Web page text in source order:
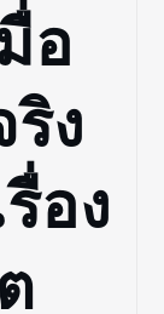
อ
ง
อง